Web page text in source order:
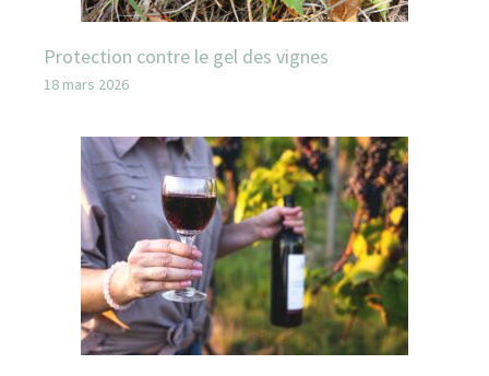
Protection contre le gel des vignes
18 mars 2026